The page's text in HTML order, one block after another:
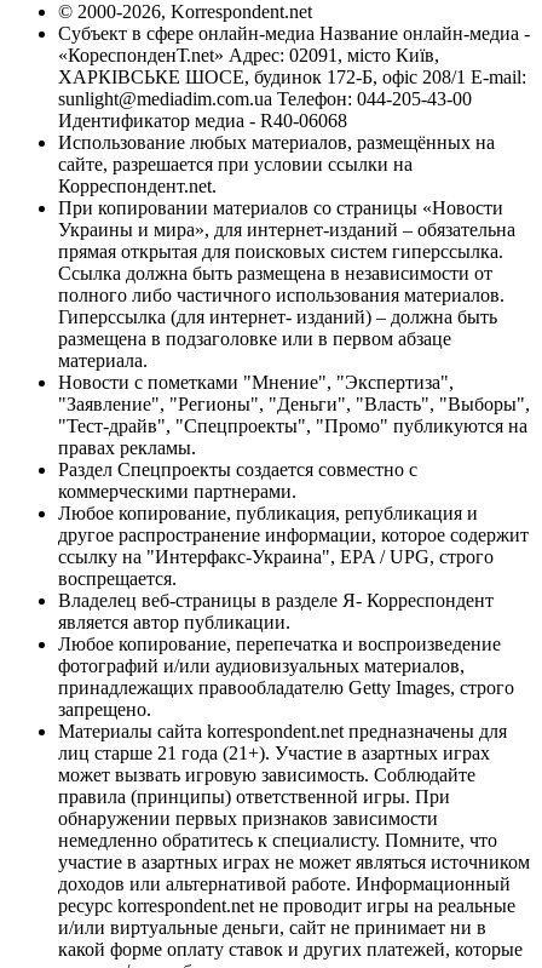
© 2000-2026, Korrespondent.net
Субъект в сфере онлайн-медиа Название онлайн-медиа -
«КореспонденТ.net» Адрес: 02091, місто Київ,
ХАРКІВСЬКЕ ШОСЕ, будинок 172-Б, офіс 208/1 E-mail:
sunlight@mediadim.com.ua Телефон: 044-205-43-00
Идентификатор медиа - R40-06068
Использование любых материалов, размещённых на
сайте, разрешается при условии ссылки на
Корреспондент.net.
При копировании материалов со страницы «Новости
Украины и мира», для интернет-изданий – обязательна
прямая открытая для поисковых систем гиперссылка.
Ссылка должна быть размещена в независимости от
полного либо частичного использования материалов.
Гиперссылка (для интернет- изданий) – должна быть
размещена в подзаголовке или в первом абзаце
материала.
Новости с пометками "Мнение", "Экспертиза",
"Заявление", "Регионы", "Деньги", "Власть", "Выборы",
"Тест-драйв", "Спецпроекты", "Промо" публикуются на
правах рекламы.
Раздел Спецпроекты создается совместно с
коммерческими партнерами.
Любое копирование, публикация, републикация и
другое распространение информации, которое содержит
ссылку на "Интерфакс-Украина", EPA / UPG, строго
воспрещается.
Владелец веб-страницы в разделе Я- Корреспондент
является автор публикации.
Любое копирование, перепечатка и воспроизведение
фотографий и/или аудиовизуальных материалов,
принадлежащих правообладателю Getty Images, строго
запрещено.
Материалы сайта korrespondent.net предназначены для
лиц старше 21 года (21+). Участие в азартных играх
может вызвать игровую зависимость. Соблюдайте
правила (принципы) ответственной игры. При
обнаружении первых признаков зависимости
немедленно обратитесь к специалисту. Помните, что
участие в азартных играх не может являться источником
доходов или альтернативой работе. Информационный
ресурс korrespondent.net не проводит игры на реальные
и/или виртуальные деньги, сайт не принимает ни в
какой форме оплату ставок и других платежей, которые